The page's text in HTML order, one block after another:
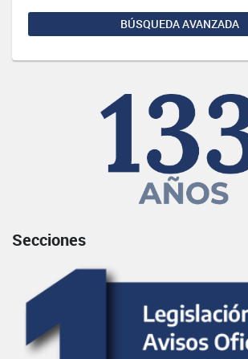
BÚSQUEDA AVANZADA
Secciones